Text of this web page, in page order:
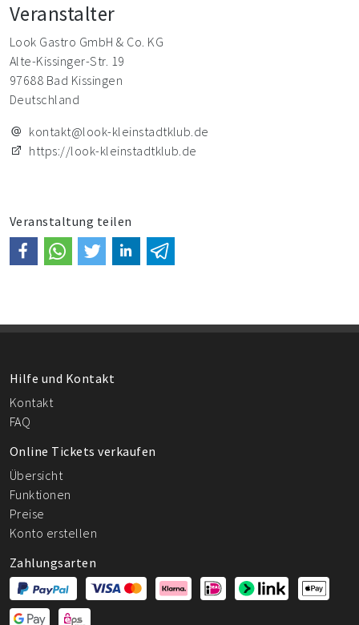
Veranstalter
Look Gastro GmbH & Co. KG
Alte-Kissinger-Str. 19
97688 Bad Kissingen
Deutschland
kontakt@look-kleinstadtklub.de
https://look-kleinstadtklub.de
Veranstaltung teilen
Hilfe und Kontakt
Kontakt
FAQ
Online Tickets verkaufen
Übersicht
Funktionen
Preise
Konto erstellen
Zahlungsarten